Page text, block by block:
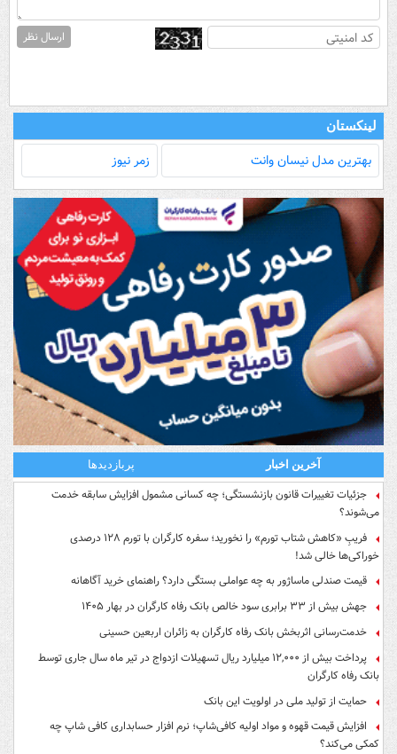
ارسال نظر
لینکستان
بهترین مدل‌ نیسان وانت زمر نیوز
آخرین اخبار پربازدیدها
جزئیات تغییرات قانون بازنشستگی؛ چه کسانی مشمول افزایش سابقه خدمت
می‌شوند؟
فریبِ «کاهش شتاب تورم» را نخورید؛ سفره کارگران با تورم ۱۲۸ درصدی
خوراکی‌ها خالی شد!
قیمت صندلی ماساژور به چه عواملی بستگی دارد؟ راهنمای خرید آگاهانه
جهش بیش از ۳۳ برابری سود خالص بانک رفاه کارگران در بهار ۱۴۰۵
خدمت‌رسانی اثربخش بانک رفاه کارگران به زائران اربعین حسینی
پرداخت بیش از ۱۲,۰۰۰ میلیارد ریال تسهیلات ازدواج در تیر ماه سال جاری توسط
بانک رفاه کارگران
حمایت از تولید ملی در اولویت این بانک
افزایش قیمت قهوه و مواد اولیه کافی‌شاپ؛ نرم افزار حسابداری کافی شاپ چه
کمکی می‌کند؟